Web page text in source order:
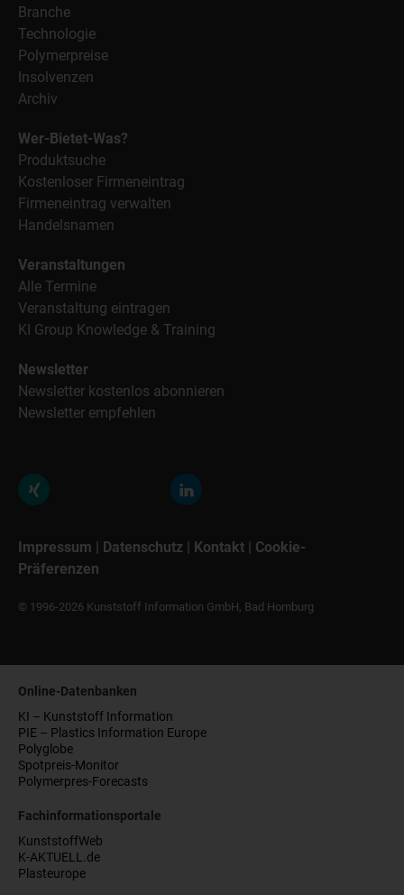
Branche
Technologie
Polymerpreise
Insolvenzen
Archiv
Wer-Bietet-Was?
Produktsuche
Kostenloser Firmeneintrag
Firmeneintrag verwalten
Handelsnamen
Veranstaltungen
Alle Termine
Veranstaltung eintragen
KI Group Knowledge & Training
Newsletter
Newsletter kostenlos abonnieren
Newsletter empfehlen
Impressum | Datenschutz | Kontakt | Cookie-
Präferenzen
© 1996-2026 Kunststoff Information GmbH, Bad Homburg
Online-Datenbanken
KI – Kunststoff Information
PIE – Plastics Information Europe
Polyglobe
Spotpreis-Monitor
Polymerpres-Forecasts
Fachinformationsportale
KunststoffWeb
K-AKTUELL.de
Plasteurope